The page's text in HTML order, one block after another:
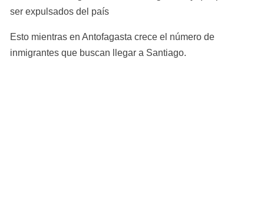
ser expulsados del país
Esto mientras en Antofagasta crece el número de
inmigrantes que buscan llegar a Santiago.